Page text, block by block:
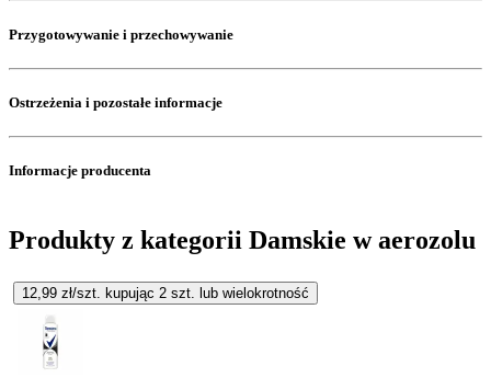
Przygotowywanie i przechowywanie
Ostrzeżenia i pozostałe informacje
Informacje producenta
Produkty z kategorii Damskie w aerozolu
12,99 zł/szt. kupując 2 szt. lub wielokrotność